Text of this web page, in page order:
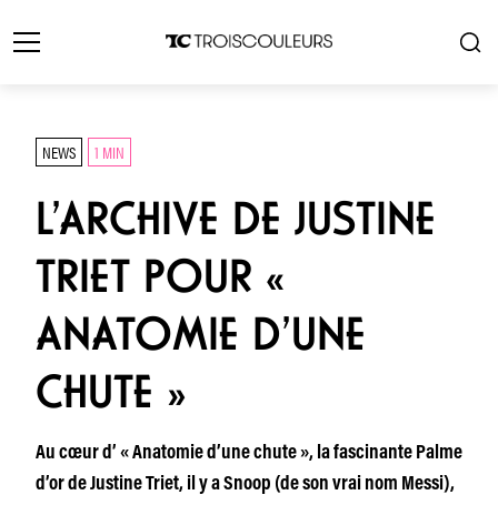
NEWS 1 MIN
L’ARCHIVE DE JUSTINE
TRIET POUR «
ANATOMIE D’UNE
CHUTE »
Au cœur d’ « Anatomie d’une chute », la fascinante Palme
d’or de Justine Triet, il y a Snoop (de son vrai nom Messi),